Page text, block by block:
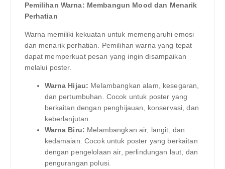
Pemilihan Warna: Membangun Mood dan Menarik
Perhatian
Warna memiliki kekuatan untuk memengaruhi emosi
dan menarik perhatian. Pemilihan warna yang tepat
dapat memperkuat pesan yang ingin disampaikan
melalui poster.
Warna Hijau: Melambangkan alam, kesegaran,
dan pertumbuhan. Cocok untuk poster yang
berkaitan dengan penghijauan, konservasi, dan
keberlanjutan.
Warna Biru: Melambangkan air, langit, dan
kedamaian. Cocok untuk poster yang berkaitan
dengan pengelolaan air, perlindungan laut, dan
pengurangan polusi.